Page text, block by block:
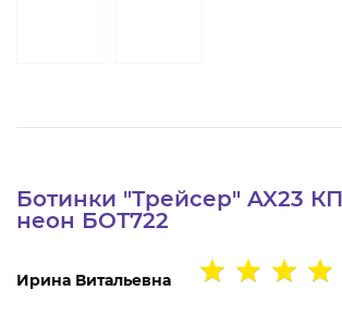
Ботинки "Трейсер" AX23
неон БОТ722
Ирина Витальевна